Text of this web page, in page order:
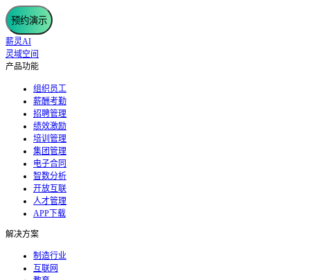
预约演示
薪灵AI
灵域空间
产品功能
组织员工
薪酬考勤
招聘管理
绩效激励
培训管理
集团管理
电子合同
智数分析
开放互联
人才管理
APP下载
解决方案
制造行业
互联网